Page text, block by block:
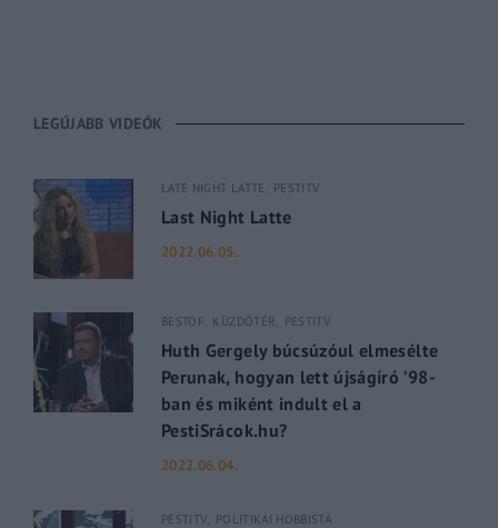
LEGÚJABB VIDEÓK
LATE NIGHT LATTE PESTITV
Last Night Latte
2022.06.05.
BESTOF KÜZDŐTÉR PESTITV
Huth Gergely búcsúzóul elmesélte
Perunak, hogyan lett újságíró ’98-
ban és miként indult el a
PestiSrácok.hu?
2022.06.04.
PESTITV POLITIKAI HOBBISTA